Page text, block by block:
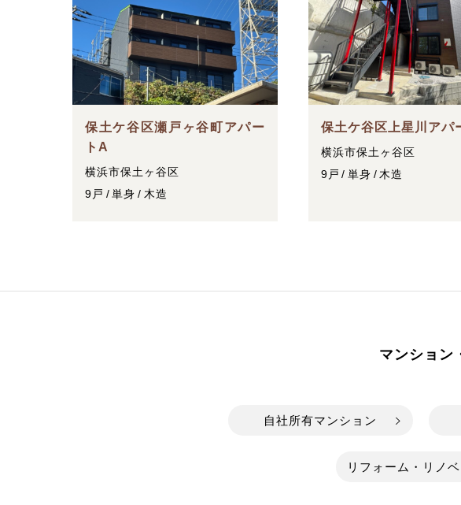
保土ケ谷区瀬戸ヶ谷町アパー
トA
横浜市保土ヶ谷区
9戸
単身 木造
保土ケ谷区上星川アパ
横浜市保土ヶ谷区
9戸
単身 木造
マンション
自社所有マンション
リフォーム・リノ